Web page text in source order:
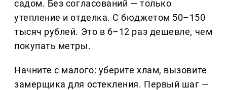
садом. Без согласований — только
утепление и отделка. С бюджетом 50–150
тысяч рублей. Это в 6–12 раз дешевле, чем
покупать метры.
Начните с малого: уберите хлам, вызовите
замерщика для остекления. Первый шаг —